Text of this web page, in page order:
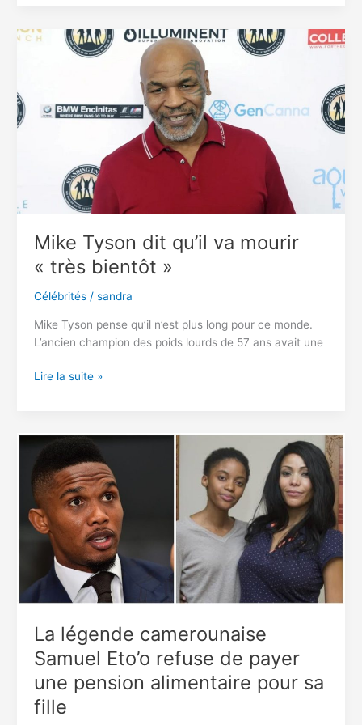
un
cette
propres
Mike Tyson dit qu’il va mourir
« très bientôt »
Célébrités/ sandra
Mike Tyson pense qu’il n’est plus long pour ce monde.
L’ancien champion des poids lourds de 57 ans avait une
Mike
mourir
« très
bientôt »
Lire la suite »
La légende camerounaise
Samuel Eto’o refuse de payer
une pension alimentaire pour sa
fille